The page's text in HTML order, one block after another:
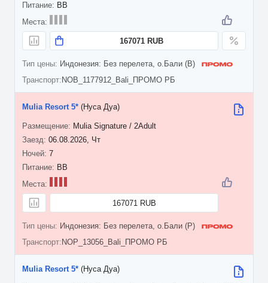
BB
167071 RUB
Индонезия: Без перелета, о.Бали (B)
NOB_1177912_Bali_ПРОМО РБ
06.08.2026, Чт
7
Mulia Resort 5* (Нуса Дуа)
Mulia Signature / 2Adult
BB
167071 RUB
Индонезия: Без перелета, о.Бали (P)
NOP_13056_Bali_ПРОМО РБ
Mulia Resort 5* (Нуса Дуа)